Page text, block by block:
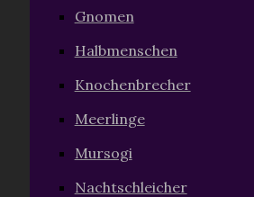
Gnomen
Halbmenschen
Knochenbrecher
Meerlinge
Mursogi
Nachtschleicher